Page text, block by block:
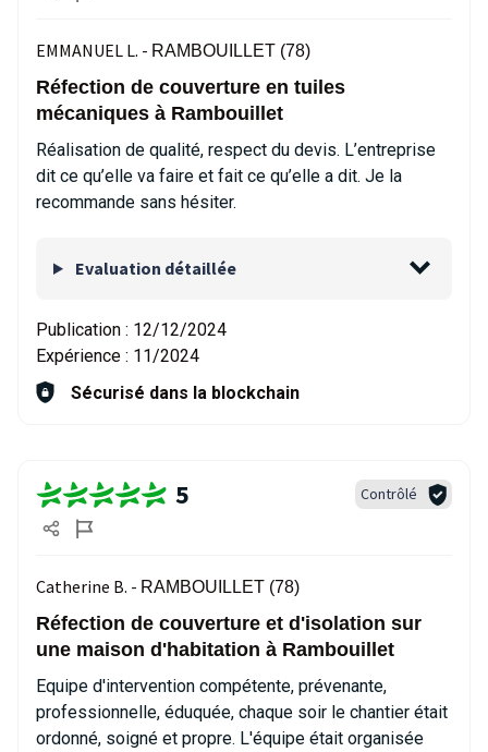
EMMANUEL L. - RAMBOUILLET (78)
Réfection de couverture en tuiles
mécaniques à Rambouillet
Réalisation de qualité, respect du devis. L’entreprise
dit ce qu’elle va faire et fait ce qu’elle a dit. Je la
recommande sans hésiter.
Evaluation détaillée
Publication : 12/12/2024
Expérience : 11/2024
Sécurisé dans la blockchain
5 Contrôlé
Catherine B. - RAMBOUILLET (78)
Réfection de couverture et d'isolation sur
une maison d'habitation à Rambouillet
Equipe d'intervention compétente, prévenante,
professionnelle, éduquée, chaque soir le chantier était
ordonné, soigné et propre. L'équipe était organisée